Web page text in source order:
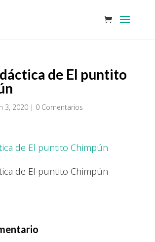
de El puntito
3, 2020| 0 Comentarios
de El puntito Chimpún
de El puntito Chimpún